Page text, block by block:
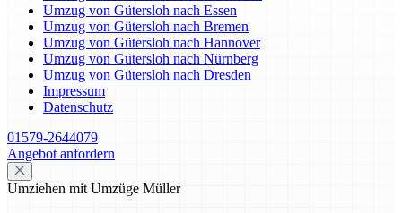
Umzug von Gütersloh nach Essen
Umzug von Gütersloh nach Bremen
Umzug von Gütersloh nach Hannover
Umzug von Gütersloh nach Nürnberg
Umzug von Gütersloh nach Dresden
Impressum
Datenschutz
01579-2644079
Angebot anfordern
Umziehen mit Umzüge Müller